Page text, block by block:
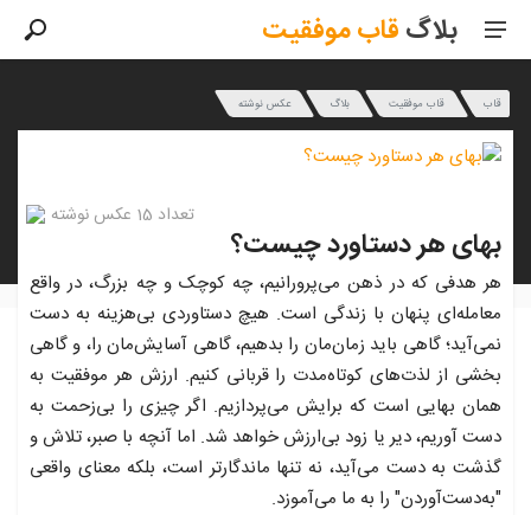
بلاگقابموفقیت
قاب قاب موفقیت بلاگ عکس نوشته
تعداد 15 عکس نوشته
بهای هر دستاورد چیست؟
هر هدفی که در ذهن می‌پرورانیم، چه کوچک و چه بزرگ، در واقع
معامله‌ای پنهان با زندگی است. هیچ دستاوردی بی‌هزینه به دست
نمی‌آید؛ گاهی باید زمان‌مان را بدهیم، گاهی آسایش‌مان را، و گاهی
بخشی از لذت‌های کوتاه‌مدت را قربانی کنیم. ارزش هر موفقیت به
همان بهایی است که برایش می‌پردازیم. اگر چیزی را بی‌زحمت به
دست آوریم، دیر یا زود بی‌ارزش خواهد شد. اما آنچه با صبر، تلاش و
گذشت به دست می‌آید، نه تنها ماندگارتر است، بلکه معنای واقعی
"به‌دست‌آوردن" را به ما می‌آموزد.